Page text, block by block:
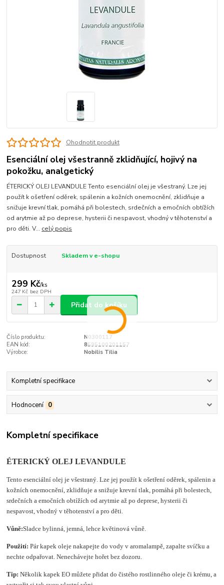
Ohodnotit produkt
Esenciální olej všestranně zklidňující, hojivý na
pokožku, analgetický
ÉTERICKÝ OLEJ LEVANDULE Tento esenciální olej je všestraný. Lze jej
použít k ošetření oděrek, spálenin a kožních onemocnění, zklidňuje a
snižuje krevní tlak, pomáhá při bolestech, srdečních a emočních obtížích
od arytmie až po deprese, hysterii či nespavost, vhodný v těhotenství a
pro děti. V... celý popis
Dostupnost Skladem v e-shopu
299 Kč/ks
247 Kč bez DPH
Přidat do košíku
Číslo produktu:
N0300117
EAN kód:
8595100201157
Výrobce:
Nobilis Tilia
Kompletní specifikace
Hodnocení 0
Kompletní specifikace
ÉTERICKÝ OLEJ LEVANDULE
Tento esenciální olej je všestraný. Lze jej použít k ošetření oděrek, spálenin a
kožních onemocnění, zklidňuje a snižuje krevní tlak, pomáhá při bolestech,
srdečních a emočních obtížích od arytmie až po deprese, hysterii či
nespavost, vhodný v těhotenství a pro děti.
Vůně:Sladce bylinná, jemná, lehce květinová vůně.
Použití: Pár kapek oleje nakapejte do vody v aromalampě, zapalte svíčku a
nechte odpařovat. Nenechávejte hořet bez dozoru.
Tip: Několik kapek EO můžete přidat do čistého rostlinného oleje či krému, a